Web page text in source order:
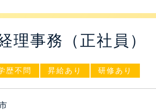
理事務（正社員）
歴不問 昇給あり 研修あり